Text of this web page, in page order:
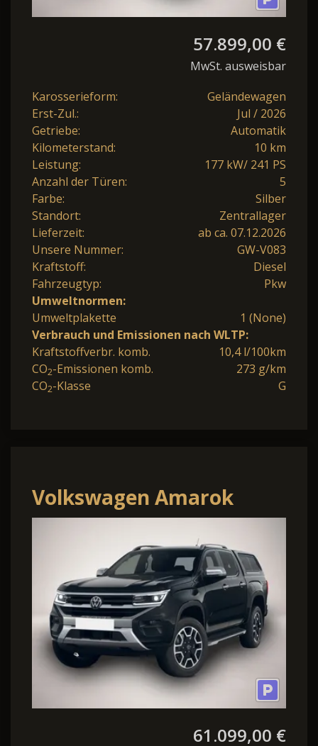
57.899,00 €
MwSt. ausweisbar
Karosserieform:
Geländewagen
Erst-Zul.:
Jul / 2026
Getriebe:
Automatik
Kilometerstand:
10 km
Leistung:
177 kW/ 241 PS
Anzahl der Türen:
5
Farbe:
Silber
Standort:
Zentrallager
Lieferzeit:
ab ca. 07.12.2026
Unsere Nummer:
GW-V083
Kraftstoff:
Diesel
Fahrzeugtyp:
Pkw
Umweltnormen:
Umweltplakette
1 (None)
Verbrauch und Emissionen nach WLTP:
Kraftstoffverbr. komb.
10,4 l/100km
CO2-Emissionen komb.
273 g/km
CO2-Klasse G
Volkswagen Amarok
Aventura Hardtop AHK
Matrix Leder 20"LM
61.099,00 €